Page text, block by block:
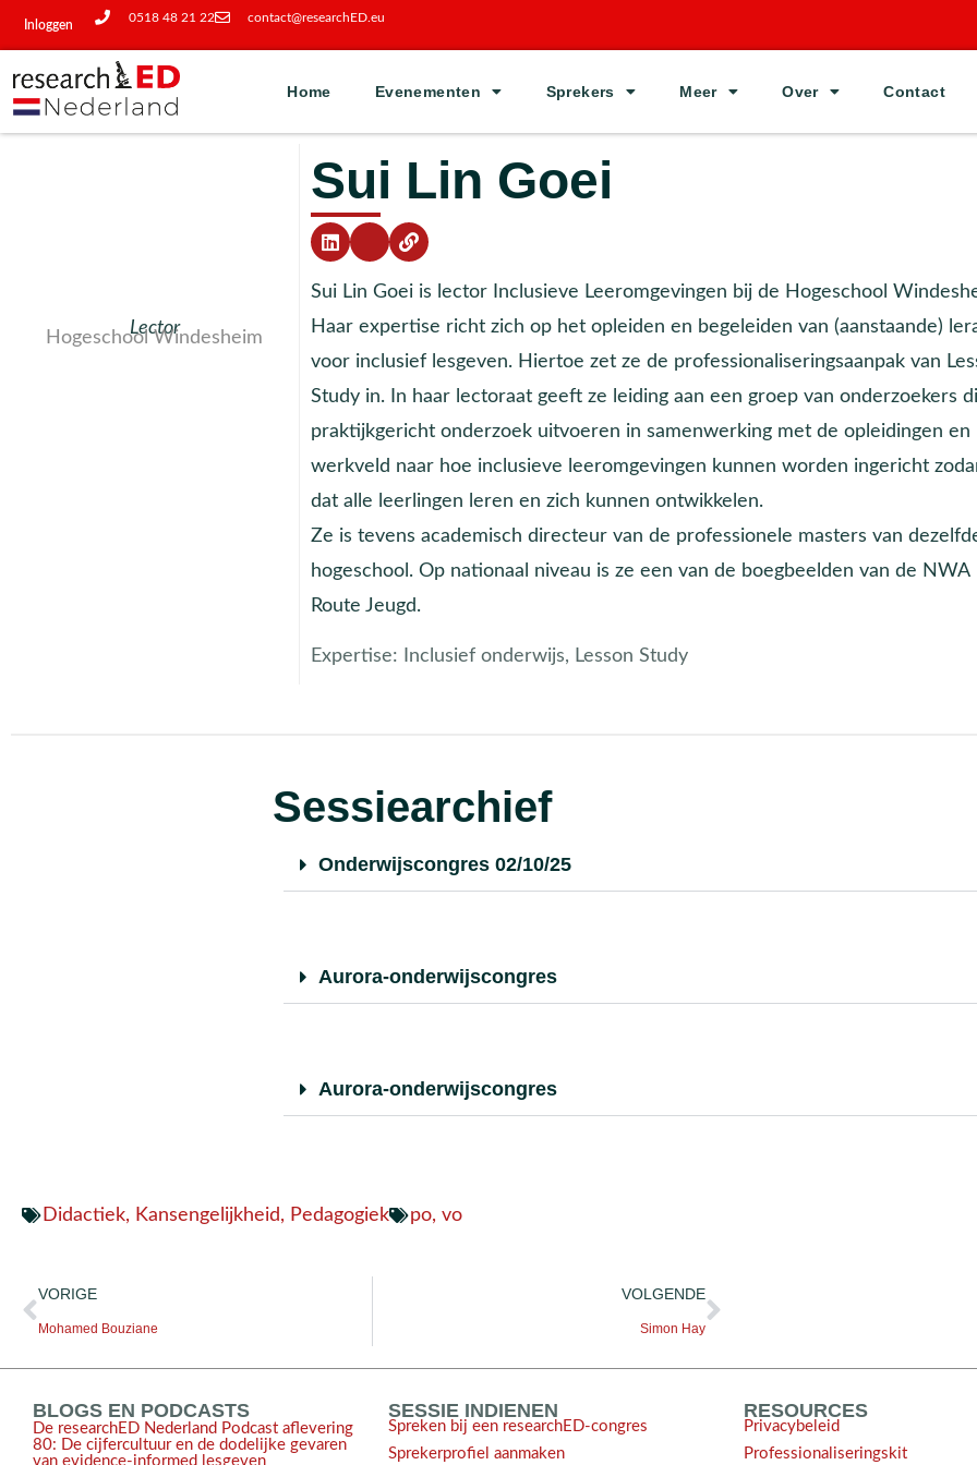
Inloggen
0518 48 21 22 contact@researchED.eu
Home Evenementen Sprekers Meer Over Contact
Lector
Hogeschool Windesheim
Sui Lin Goei
Sui Lin Goei is lector Inclusieve Leeromgevingen bij de Hogeschool
Haar expertise richt zich op het opleiden en begeleiden van (aanstaande)
voor inclusief lesgeven. Hiertoe zet ze de professionaliseringsaanpak van
Study in. In haar lectoraat geeft ze leiding aan een groep van onderzoekers
praktijkgericht onderzoek uitvoeren in samenwerking met de opleidingen en
werkveld naar hoe inclusieve leeromgevingen kunnen worden ingericht
dat alle leerlingen leren en zich kunnen ontwikkelen.
Ze is tevens academisch directeur van de professionele masters van
hogeschool. Op nationaal niveau is ze een van de boegbeelden van de NWA
Route Jeugd.
Expertise: Inclusief onderwijs, Lesson Study
Sessiearchief
Onderwijscongres 02/10/25
Aurora-onderwijscongres
Aurora-onderwijscongres
Didactiek, Kansengelijkheid, Pedagogiek po, vo
VORIGE
Mohamed Bouziane
VOLGENDE
Simon Hay
BLOGS EN PODCASTS
De researchED Nederland Podcast aflevering
80: De cijfercultuur en de dodelijke gevaren
van evidence-informed lesgeven
SESSIE INDIENEN
Spreken bij een researchED-congres
Sprekerprofiel aanmaken
RESOURCES
Privacybeleid
Professionaliseringskit